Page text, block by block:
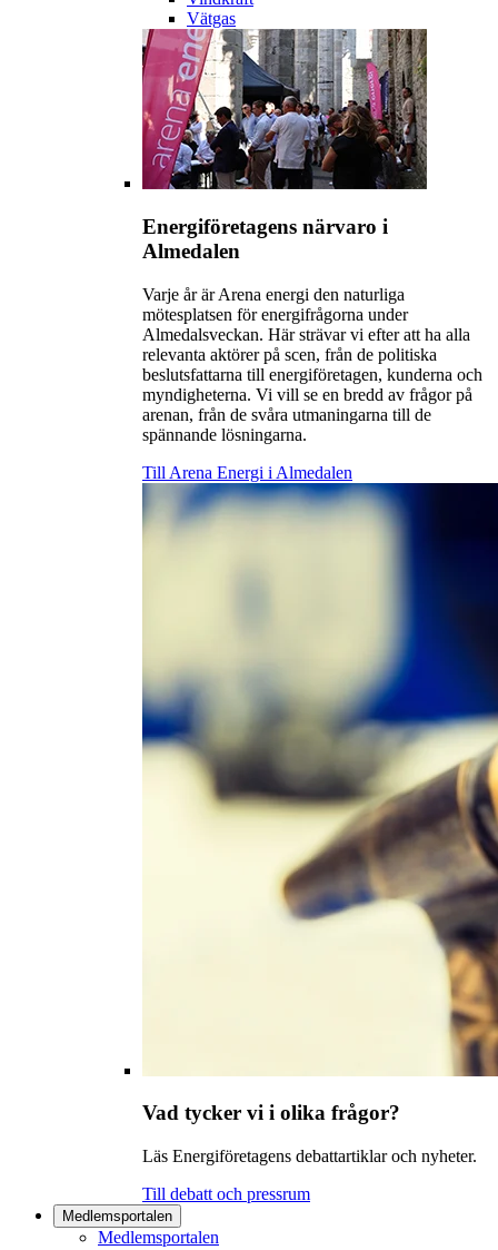
Vätgas
Energiföretagens närvaro i
Almedalen
Varje år är Arena energi den naturliga
mötesplatsen för energifrågorna under
Almedalsveckan. Här strävar vi efter att ha alla
relevanta aktörer på scen, från de politiska
beslutsfattarna till energiföretagen, kunderna och
myndigheterna. Vi vill se en bredd av frågor på
arenan, från de svåra utmaningarna till de
spännande lösningarna.
Till Arena Energi i Almedalen
Vad tycker vi i olika frågor?
Läs Energiföretagens debattartiklar och nyheter.
Till debatt och pressrum
Medlemsportalen
Medlemsportalen